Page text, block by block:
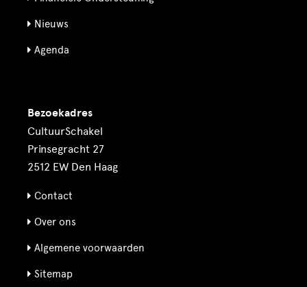
Nieuws
Agenda
Bezoekadres
CultuurSchakel
Prinsegracht 27
2512 EW Den Haag
Contact
Over ons
Algemene voorwaarden
Sitemap